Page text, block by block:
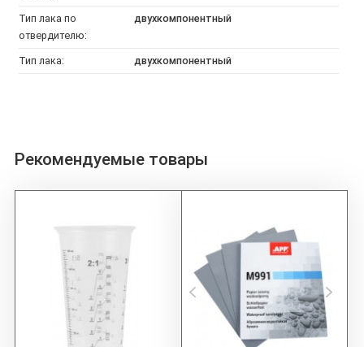
Тип лака по
отвердителю:
двухкомпонентный
Тип лака: двухкомпонентный
Рекомендуемые товары